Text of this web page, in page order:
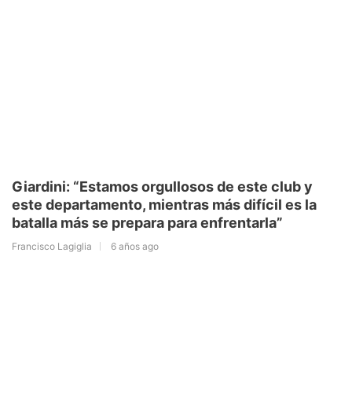
Giardini: “Estamos orgullosos de este club y
este departamento, mientras más difícil es la
batalla más se prepara para enfrentarla”
Francisco Lagiglia 6 años ago